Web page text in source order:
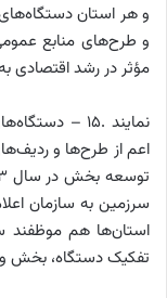
و هر استان
و طرح‌های منابع
مؤثر در رشد اقتصادی
نمایند .۱۵ –
اعم از طرح‌ها و
سرزمین به سازمان
استان‌ها هم موظفند
تفکیک دستگاه، بخش و